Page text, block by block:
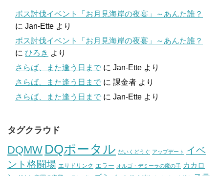
ボス討伐イベント「お月見海岸の夜宴」～あんた誰？
に Jan-Ette より
ボス討伐イベント「お月見海岸の夜宴」～あんた誰？
に ひろき より
さらば、また逢う日まで に Jan-Ette より
さらば、また逢う日まで に 課金者 より
さらば、また逢う日まで に Jan-Ette より
タグクラウド
DQMW DQポータル だいくどうぐ アップデート
イベ
ント格闘場 エサドリンク エラー オルゴ・デミーラの魔の手 カカロ